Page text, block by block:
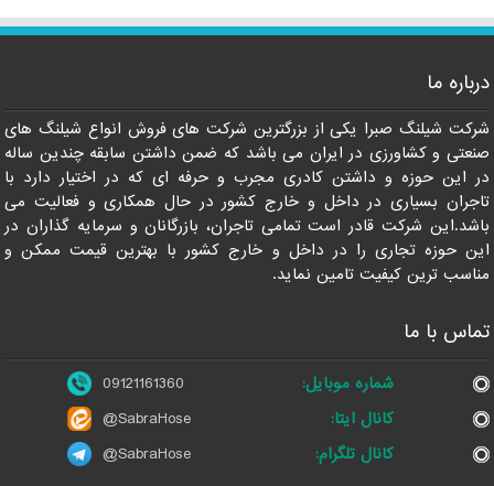
درباره ما
شرکت شیلنگ صبرا یکی از بزرگترین شرکت های فروش انواع شیلنگ های
صنعتی و کشاورزی در ایران می باشد که ضمن داشتن سابقه چندین ساله
در این حوزه و داشتن کادری مجرب و حرفه ای که در اختیار دارد با
تاجران بسیاری در داخل و خارج کشور در حال همکاری و فعالیت می
باشد.این شرکت قادر است تمامی تاجران، بازرگانان و سرمایه گذاران در
این حوزه تجاری را در داخل و خارج کشور با بهترین قیمت ممکن و
مناسب ترین کیفیت تامین نماید.
تماس با ما
شماره موبایل:
09121161360
کانال ایتا:
@SabraHose
کانال تلگرام:
@SabraHose
09121161360